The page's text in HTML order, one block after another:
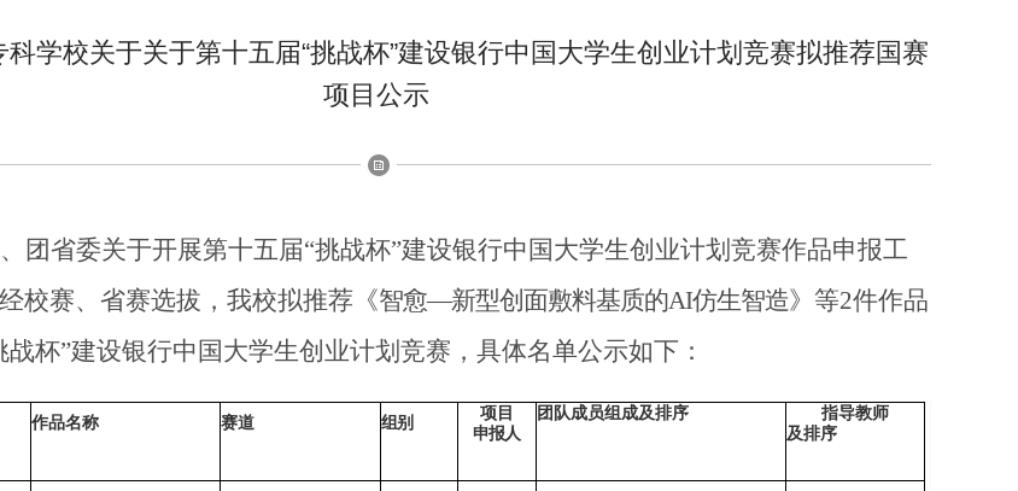
学校关于关于第十五届“挑战杯”建设银行中国大学生创业计划竞赛拟推荐国赛
项目公示
团省委关于开展第十五届“挑战杯”建设银行中国大学生创业计划竞赛作品申报工
校赛、省赛选拔，我校拟推荐《智愈—新型创面敷料基质的AI仿生智造》等2件作品
杯”建设银行中国大学生创业计划竞赛，具体名单公示如下：
作品名称 赛道 组别
项目
申报人
团队成员组成及排序
指导教师
及排序